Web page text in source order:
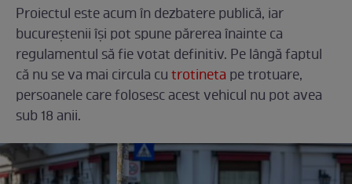
Proiectul este acum în dezbatere publică, iar
bucureștenii își pot spune părerea înainte ca
regulamentul să fie votat definitiv. Pe lângă faptul
că nu se va mai circula cutrotineta pe trotuare,
persoanele care folosesc acest vehicul nu pot avea
sub 18 anii.